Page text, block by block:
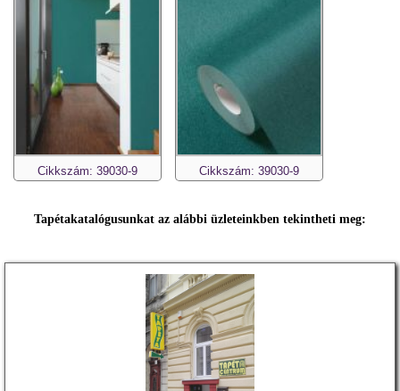
Cikkszám: 39030-9 Cikkszám: 39030-9
Tapétakatalógusunkat az alábbi üzleteinkben tekintheti meg: